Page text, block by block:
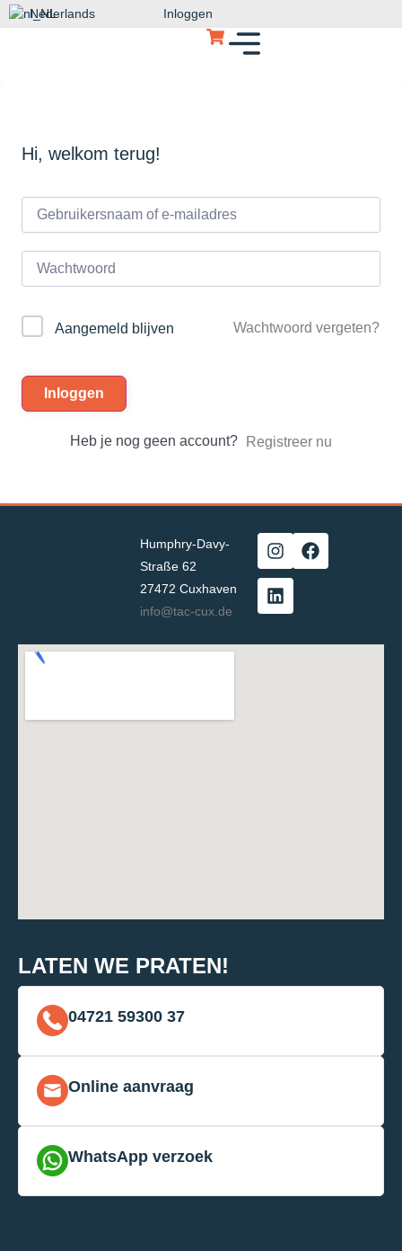
Nederlands Inloggen
Hi, welkom terug!
Aangemeld blijven Wachtwoord vergeten?
Inloggen
Heb je nog geen account? Registreer nu
Humphry-Davy-
Straße 62
27472 Cuxhaven
info@tac-cux.de
LATEN WE PRATEN!
04721 59300 37
Online aanvraag
WhatsApp verzoek